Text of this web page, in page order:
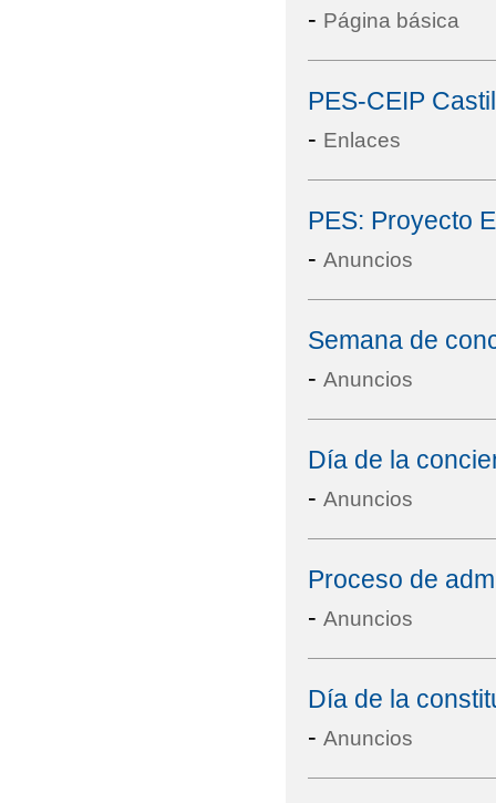
- Página básica
PES-CEIP
- Enlaces
PES: Proyecto
- Anuncios
Semana de
- Anuncios
Día de la
- Anuncios
Proceso de
- Anuncios
Día de la
- Anuncios